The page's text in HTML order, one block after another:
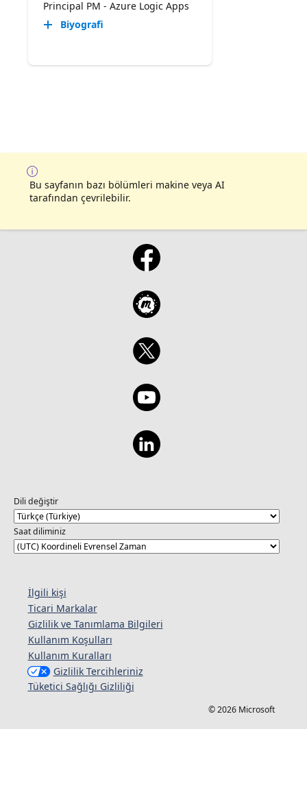
Principal PM - Azure Logic Apps
Biyografi
Bu sayfanın bazı bölümleri makine veya AI
tarafından çevrilebilir.
Dili değiştir
Saat diliminiz
İlgili kişi
Ticari Markalar
Gizlilik ve Tanımlama Bilgileri
Kullanım Koşulları
Kullanım Kuralları
Gizlilik Tercihleriniz
Tüketici Sağlığı Gizliliği
© 2026 Microsoft